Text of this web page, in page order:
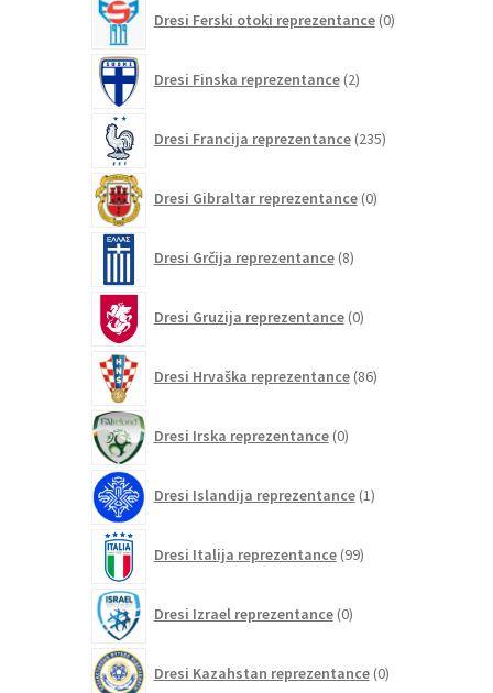
Dresi Ferski otoki reprezentance 0izdelkov
Dresi Finska reprezentance 2izdelka
Dresi Francija reprezentance 235izdelkov
Dresi Gibraltar reprezentance 0izdelkov
Dresi Grčija reprezentance 8izdelkov
Dresi Gruzija reprezentance 0izdelkov
Dresi Hrvaška reprezentance 86izdelkov
Dresi Irska reprezentance 0izdelkov
Dresi Islandija reprezentance 1izdelek
Dresi Italija reprezentance 99izdelkov
Dresi Izrael reprezentance 0izdelkov
Dresi Kazahstan reprezentance 0izdelkov